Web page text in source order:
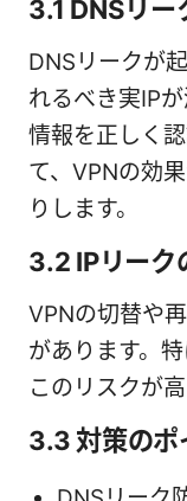
3.1 DNSリー
DNSリークが
れるべき実IP
情報を正しく
て、VPNの効
りします。
3.2 IPリーク
VPNの切替や
があります。
このリスクが高
3.3 対策のポ